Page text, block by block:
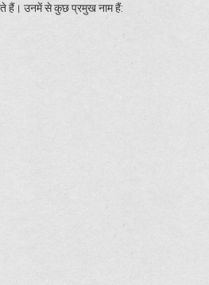
हैं। उनमें से कुछ प्रमुख नाम हैं: